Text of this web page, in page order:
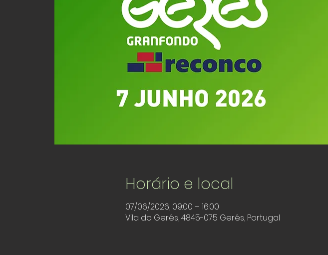
Horário e local
07/06/2026, 09:00 – 16:00
Vila do Gerês, 4845-075 Gerês, Portugal